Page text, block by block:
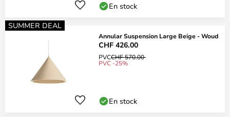
En stock
SUMMER DEAL
Annular Suspension Large Beige - Woud
CHF 426.00
PVCCHF 570.00
PVC -25%
En stock